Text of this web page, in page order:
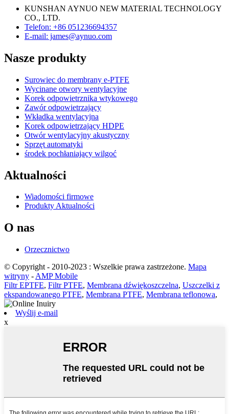
KUNSHAN AYNUO NEW MATERIAL TECHNOLOGY
CO., LTD.
Telefon: +86 051236694357
E-mail: james@aynuo.com
Nasze produkty
Surowiec do membrany e-PTFE
Wycinane otwory wentylacyjne
Korek odpowietrznika wtykowego
Zawór odpowietrzający
Wkładka wentylacyjna
Korek odpowietrzający HDPE
Otwór wentylacyjny akustyczny
Sprzęt automatyki
środek pochłaniający wilgoć
Aktualności
Wiadomości firmowe
Produkty Aktualności
O nas
Orzecznictwo
© Copyright - 2010-2023 : Wszelkie prawa zastrzeżone. Mapa
witryny - AMP Mobile
Filtr EPTFE, Filtr PTFE, Membrana dźwiękoszczelna, Uszczelki z
ekspandowanego PTFE, Membrana PTFE, Membrana teflonowa,
Wyślij e-mail
x